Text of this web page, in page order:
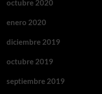
octubre 2020
enero 2020
diciembre 2019
octubre 2019
septiembre 2019